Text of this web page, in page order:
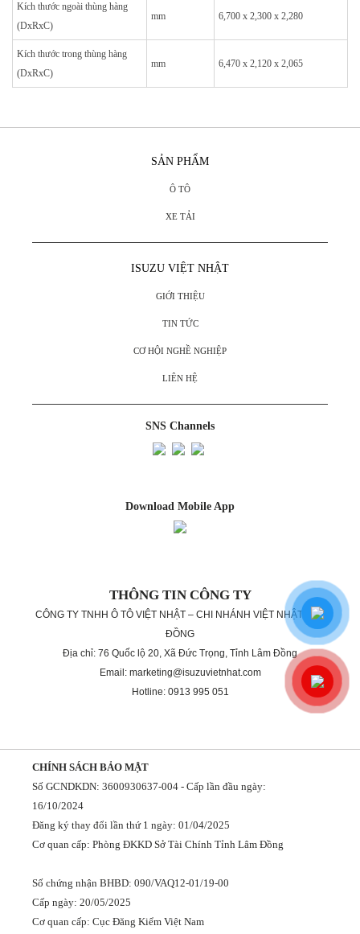
Kích thước ngoài thùng hàng
(DxRxC)
mm 6,700 x 2,300 x 2,280
Kích thước trong thùng hàng
(DxRxC)
mm 6,470 x 2,120 x 2,065
SẢN PHẨM
Ô TÔ
XE TẢI
ISUZU VIỆT NHẬT
GIỚI THIỆU
TIN TỨC
CƠ HỘI NGHỀ NGHIỆP
LIÊN HỆ
SNS Channels
Download Mobile App
THÔNG TIN CÔNG TY
CÔNG TY TNHH Ô TÔ VIỆT NHẬT – CHI NHÁNH VIỆT NHẬT LÂM
ĐỒNG
Địa chỉ: 76 Quốc lộ 20, Xã Đức Trọng, Tỉnh Lâm Đồng
Email: marketing@isuzuvietnhat.com
Hotline: 0913 995 051
CHÍNH SÁCH BẢO MẬT
Số GCNDKDN: 3600930637-004 - Cấp lần đầu ngày:
16/10/2024
Đăng ký thay đổi lần thứ 1 ngày: 01/04/2025
Cơ quan cấp: Phòng ĐKKD Sở Tài Chính Tỉnh Lâm Đồng
Số chứng nhận BHBD: 090/VAQ12-01/19-00
Cấp ngày: 20/05/2025
Cơ quan cấp: Cục Đăng Kiểm Việt Nam